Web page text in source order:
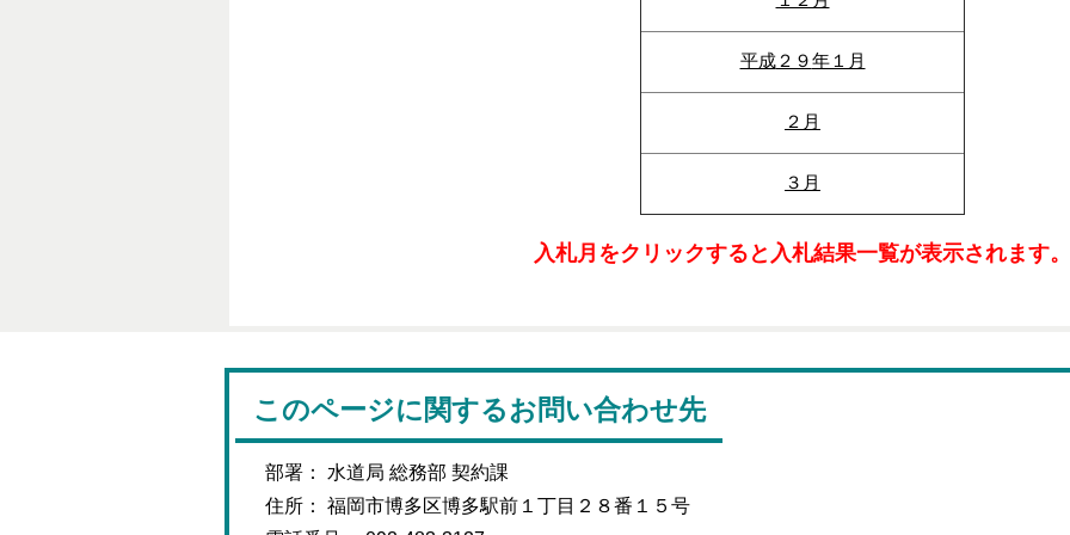
平成２９年１月
２月
３月
入札月をクリックすると入札結果一覧が表示されます。
このページに関するお問い合わせ先
部署： 水道局 総務部 契約課
住所： 福岡市博多区博多駅前１丁目２８番１５号